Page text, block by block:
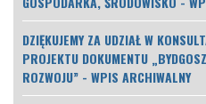
DZIĘKUJEMY ZA UDZIAŁ W
PROJEKTU DOKUMENTU
ROZWOJU” - WPIS ARCHIWALNY